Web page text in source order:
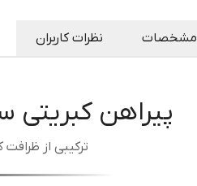
مشخصات نظرات کاربران
پیراهن کبریتی
ترکیبی از